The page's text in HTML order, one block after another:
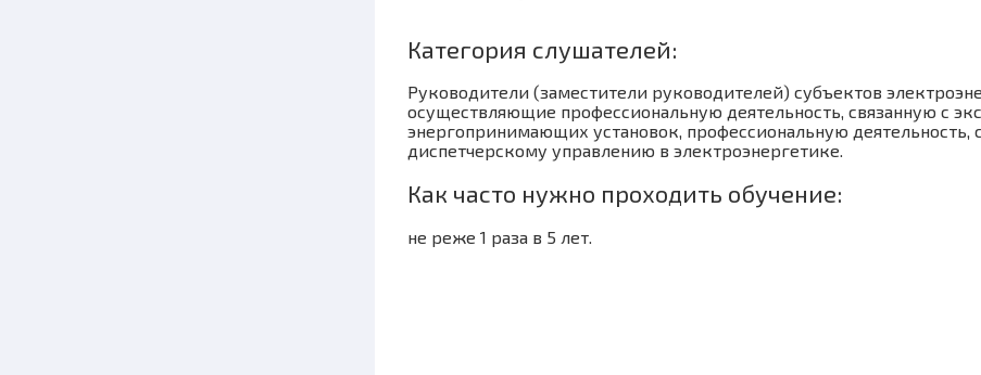
Категория слушателей:
Руководители (заместители руководителей) субъектов
осуществляющие профессиональную деятельность, связанную с
энергопринимающих установок, профессиональную
диспетчерскому управлению в электроэнергетике.
Как часто нужно проходить обучение:
не реже 1 раза в 5 лет.